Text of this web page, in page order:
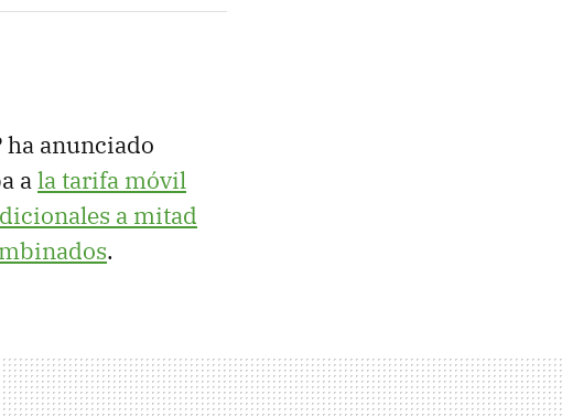
ha anunciado
ala tarifa móvil
a mitad
.